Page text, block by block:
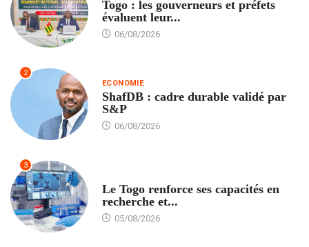
Togo : les gouverneurs et préfets
évaluent leur...
06/08/2026
2
ECONOMIE
ShafDB : cadre durable validé par
S&P
06/08/2026
3
Le Togo renforce ses capacités en
recherche et...
05/08/2026